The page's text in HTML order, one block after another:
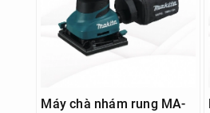
Máy chà nhám rung MA-